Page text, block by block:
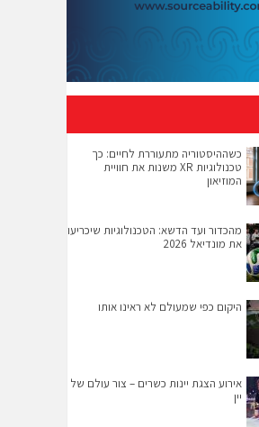
כשההיסטוריה מתעוררת לחיים: כך
טכנולוגיות XR משנות את חוויית
המוזיאון
מהכדור ועד הדשא: הטכנולוגיות שיכריעו
את מונדיאל 2026
היקום כפי שמעולם לא ראינו אותו
אירוע הצגת יינות כשרים – צור עולם של
יין